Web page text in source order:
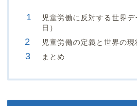
児童労働に反対する世界
日）
児童労働の定義と世界の現
まとめ